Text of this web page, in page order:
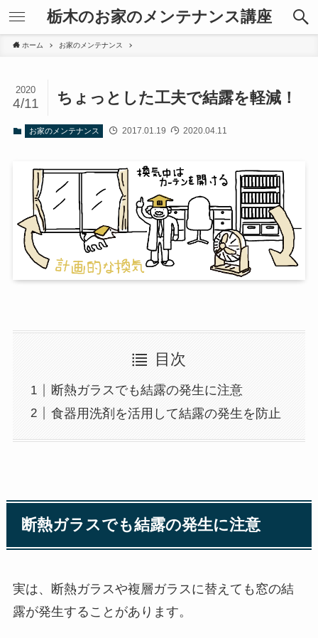
栃木のお家のメンテナンス講座
ホーム お家のメンテナンス
ちょっとした工夫で結露を軽減！
2020
4/11
お家のメンテナンス 2017.01.19 2020.04.11
目次
断熱ガラスでも結露の発生に注意
食器用洗剤を活用して結露の発生を防止
断熱ガラスでも結露の発生に注意
実は、断熱ガラスや複層ガラスに替えても窓の結
露が発生することがあります。